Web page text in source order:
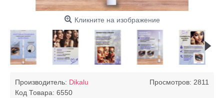
Кликните на изображение
Просмотров: 2811
Производитель: Dikalu
Код Товара: 6550